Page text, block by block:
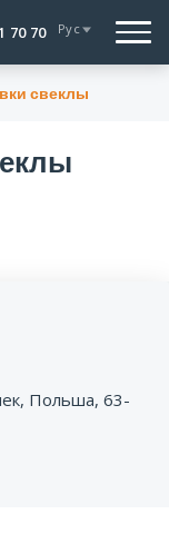
70 70 Рус
свеклы
Польша, 63-